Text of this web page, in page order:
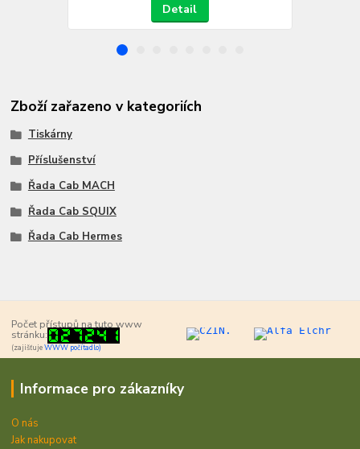
Detail
Zboží zařazeno v kategoriích
Tiskárny
Příslušenství
Řada Cab MACH
Řada Cab SQUIX
Řada Cab Hermes
Počet přístupů na tuto www
stránku:
(zajišťujeWWW počítadlo)
Informace pro zákazníky
O nás
Jak nakupovat